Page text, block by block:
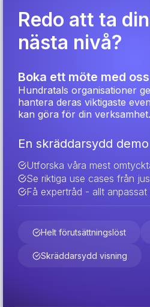
Redo att ta
nästa nivå?
Boka ett möte med
Hundratals organisationer
hantera deras viktigaste
kan göra för din verksamhet.
En skräddarsydd
Utforska våra mest
Se riktiga use cases från
Få expertråd - allt
Helt förutsättningslöst
Skräddarsydd visning